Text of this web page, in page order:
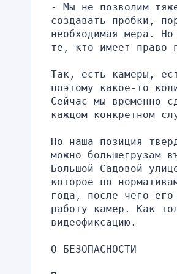
- Мы не позволим
создавать пробки,
необходимая мера.
те, кто имеет право
Так, есть камеры,
поэтому какое-то
Сейчас мы временно
каждом конкретном
Но наша позиция
можно большегрузам
Большой Садовой
которое по
года, после чего его
работу камер. Как
видеофиксацию.
О БЕЗОПАСНОСТИ